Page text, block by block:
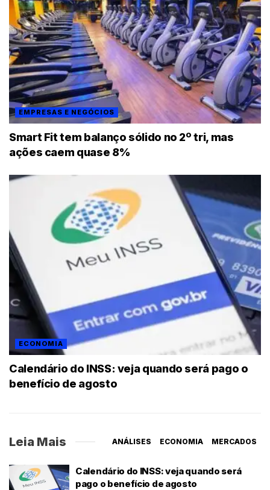
EMPRESAS E NEGÓCIOS
Smart Fit tem balanço sólido no 2º tri, mas
ações caem quase 8%
ECONOMIA
Calendário do INSS: veja quando será pago o
benefício de agosto
Leia Mais ANÁLISES ECONOMIA MERCADOS
Calendário do INSS: veja quando será
pago o benefício de agosto